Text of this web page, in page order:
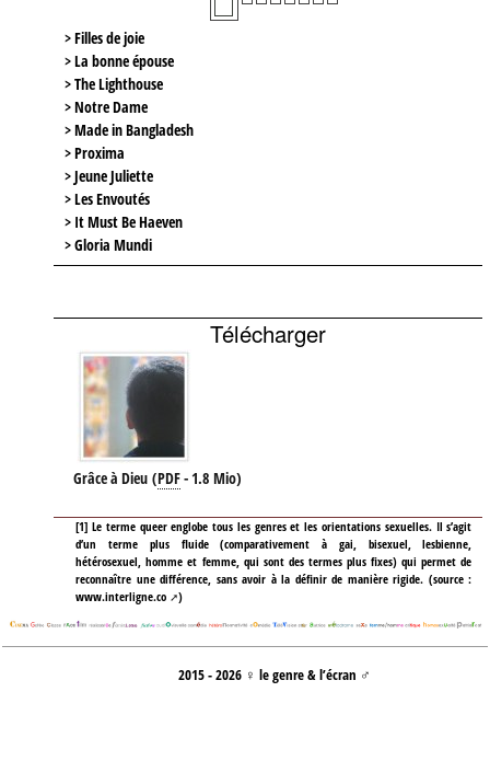
> Filles de joie
> La bonne épouse
> The Lighthouse
> Notre Dame
> Made in Bangladesh
> Proxima
> Jeune Juliette
> Les Envoutés
> It Must Be Haeven
> Gloria Mundi
Télécharger
Grâce à Dieu (PDF-1.8 Mio)
[1]Le terme queer englobe tous les genres et les orientations sexuelles. Il s’agit
d’un terme plus fluide (comparativement à gai, bisexuel, lesbienne,
hétérosexuel, homme et femme, qui sont des termes plus fixes) qui permet de
reconnaître une différence, sans avoir à la définir de manière rigide. (source :
www.interligne.co
)
2015 - 2026 ♀ le genre & l’écran ♂